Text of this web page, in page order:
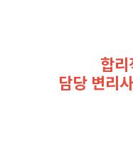
합
담당 변리